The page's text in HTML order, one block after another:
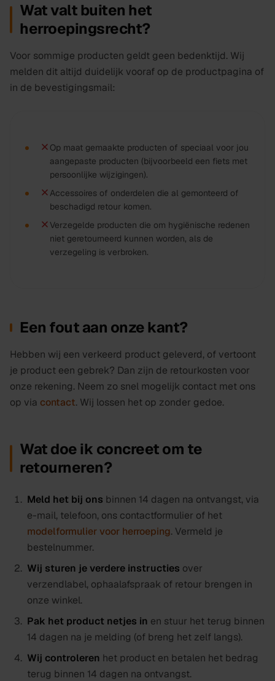
Wat valt buiten het
herroepingsrecht?
Voor sommige producten geldt geen bedenktijd. Wij
melden dit altijd duidelijk vooraf op de productpagina of
in de bevestigingsmail:
Op maat gemaakte producten of speciaal voor jou
aangepaste producten (bijvoorbeeld een fiets met
persoonlijke wijzigingen).
Accessoires of onderdelen die al gemonteerd of
beschadigd retour komen.
Verzegelde producten die om hygiënische redenen
niet geretourneerd kunnen worden, als de
verzegeling is verbroken.
Een fout aan onze kant?
Hebben wij een verkeerd product geleverd, of vertoont
je product een gebrek? Dan zijn de retourkosten voor
onze rekening. Neem zo snel mogelijk contact met ons
op via contact. Wij lossen het op zonder gedoe.
Wat doe ik concreet om te
retourneren?
Meld het bij ons binnen 14 dagen na ontvangst, via
e-mail, telefoon, ons contactformulier of het
modelformulier voor herroeping. Vermeld je
bestelnummer.
Wij sturen je verdere instructies over
verzendlabel, ophaalafspraak of retour brengen in
onze winkel.
Pak het product netjes in en stuur het terug binnen
14 dagen na je melding (of breng het zelf langs).
Wij controleren het product en betalen het bedrag
terug binnen 14 dagen na ontvangst.